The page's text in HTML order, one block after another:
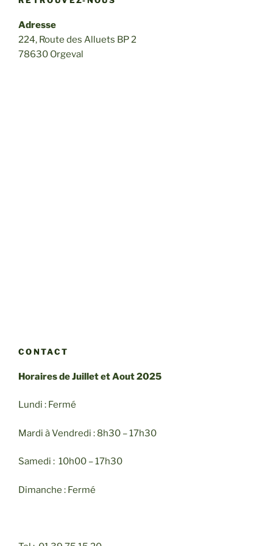
Adresse
224, Route des Alluets BP 2
78630 Orgeval
CONTACT
Horaires de Juillet et Aout 2025
Lundi : Fermé
Mardi à Vendredi : 8h30 – 17h30
Samedi : 10h00 – 17h30
Dimanche : Fermé